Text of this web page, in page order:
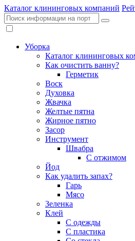
Каталог клининговых компаний
Уборка
Каталог клининговых
Как очистить ванну?
Герметик
Воск
Духовка
Жвачка
Желтые пятна
Жирное пятно
Засор
Инструмент
Швабра
С отжимом
Йод
Как удалить запах?
Гарь
Мясо
Зеленка
Клей
С одежды
С пластика